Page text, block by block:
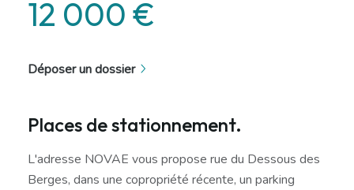
12 000 €
Déposer un dossier
Places de stationnement.
L'adresse NOVAE vous propose rue du Dessous des
Berges, dans une copropriété récente, un parking